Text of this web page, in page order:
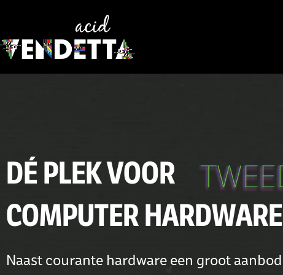
de
inhoud
DÉ PLEK VOOR
COMPUTER HARDWARE
Naast courante hardware een groot aanbod